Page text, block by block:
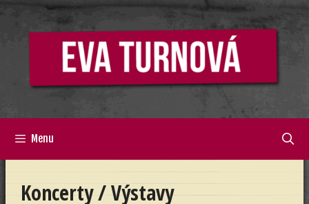
Přeskočit
Menu
Koncerty / Výstavy